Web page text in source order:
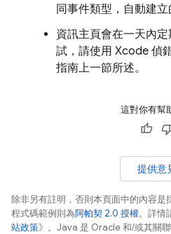
同事件類型，自動建立
資訊主頁會在一天內
試，請使用 Xcode 偵
指南上一節所述。
這對你有幫
提供意
除非另有註明，否則本頁面中的內容是
程式碼範例則為阿帕契 2.0 授權。詳情
站政策》。Java 是 Oracle 和/或其關聯